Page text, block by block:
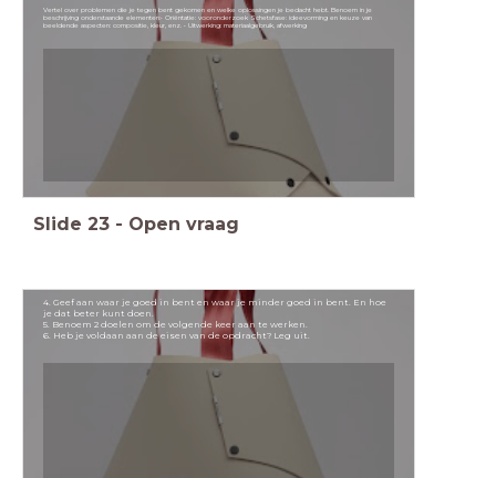
Vertel over problemen die je tegen bent gekomen en welke oplossingen je bedacht hebt. Benoem in je
beschrijving onderstaande elementen:• Oriëntatie: vooronderzoek Schetsfase: ideevorming en keuze van
beeldende aspecten: compositie, kleur, enz. • Uitwerking: materiaalgebruik, afwerking
Slide 23 - Open vraag
4. Geef aan waar je goed in bent en waar je minder goed in bent. En hoe
je dat beter kunt doen.
5. Benoem 2 doelen om de volgende keer aan te werken.
6. Heb je voldaan aan de eisen van de opdracht? Leg uit.